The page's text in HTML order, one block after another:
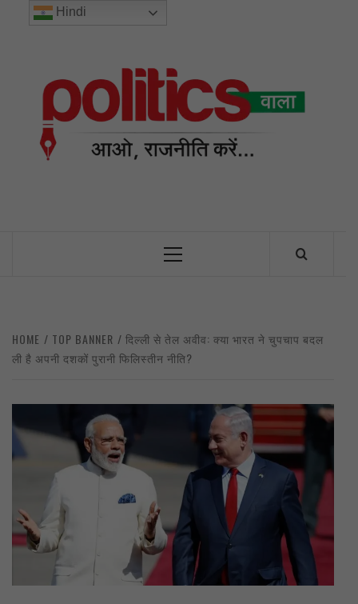
Primary
HOME TOP BANNER
दिल्ली से तेल अवीव: क्या भारत ने चुपचाप बदल
ली है अपनी दशकों पुरानी फिलिस्तीन नीति?
Hindi